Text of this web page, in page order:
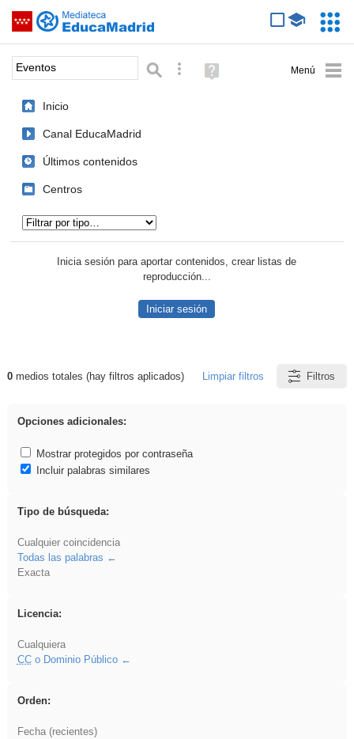
Saltar navegación
Palabra o frase: Búsqueda avanzada
Ayuda
(en
Inicio
Canal EducaMadrid
Últimos contenidos
Centros
Inicia sesión para aportar contenidos, crear listas de
reproducción...
Iniciar sesión
Resultados de: Eventos
0medios totales (hay filtros aplicados) Limpiar filtros Filtros
Opciones adicionales:
Mostrar protegidos por contraseña
Incluir palabras similares
Tipo de búsqueda:
Cualquier coincidencia
Todas las palabras
Exacta
Licencia:
Cualquiera
CCo Dominio Público
Orden:
Fecha (recientes)